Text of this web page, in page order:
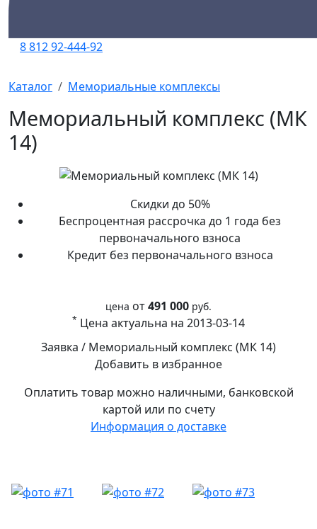
8 812 92-444-92
Каталог Мемориальные комплексы
Мемориальный комплекс (МК
14)
Скидки до 50%
Беспроцентная рассрочка до 1 года без
первоначального взноса
Кредит без первоначального взноса
цена от491 000 руб.
* Цена актуальна на 2013-03-14
Заявка / Мемориальный комплекс (МК 14)
Добавить в избранное
Оплатить товар можно наличными, банковской
картой или по счету
Информация о доставке